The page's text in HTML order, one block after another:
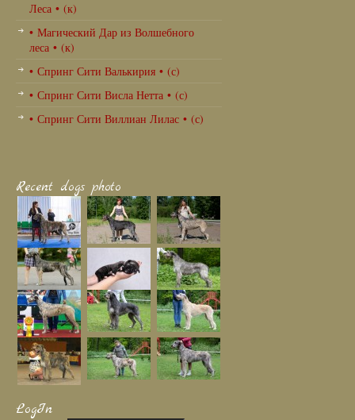
Леса • (к)
• Магический Дар из Волшебного
леса • (к)
• Спринг Сити Валькирия • (с)
• Спринг Сити Висла Нетта • (с)
• Спринг Сити Виллиан Лилас • (с)
Recent dogs photo
LogIn